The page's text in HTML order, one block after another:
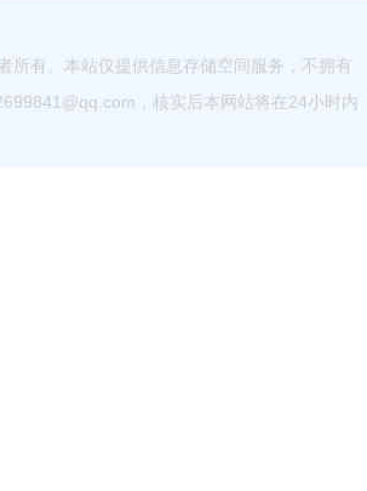
所有。本站仅提供信息存储空间服务，不拥有
，核实后本网站将在24小时内